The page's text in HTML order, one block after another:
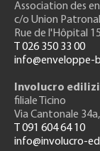
Association des
c/o Union
Rue de l'Hôpital 15
T 026 350 33 00
info@enveloppe-
Involucro
filiale Ticino
Via Cantonale
T 091 604 64 10
info@involucro-